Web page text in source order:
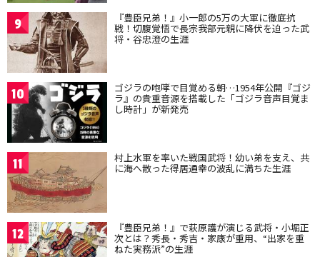
9 『豊臣兄弟！』小一郎の5万の大軍に徹底抗
戦！切腹覚悟で長宗我部元親に降伏を迫った武
将・谷忠澄の生涯
10 ゴジラの咆哮で目覚める朝…1954年公開『ゴジ
ラ』の貴重音源を搭載した「ゴジラ音声目覚ま
し時計」が新発売
11 村上水軍を率いた戦国武将！幼い弟を支え、共
に海へ散った得居通幸の波乱に満ちた生涯
12 『豊臣兄弟！』で萩原護が演じる武将・小堀正
次とは？秀長・秀吉・家康が重用、“出家を重
ねた実務派”の生涯